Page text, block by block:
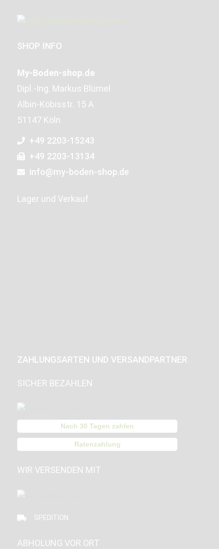
SHOP INFO
My-Boden-shop.de
Dipl.-Ing. Markus Blümel
Albin-Köbisstr. 15 A
51147 Köln
+49 2203-15243
+49 2203-13134
info@my-boden-shop.de
Lager und Verkauf
ZAHLUNGSARTEN UND VERSANDPARTNER
SICHER BEZAHLEN
Nach 30 Tagen zahlen
Ratenzahlung
WIR VERSENDEN MIT
SPEDITION
ABHOLUNG VOR ORT